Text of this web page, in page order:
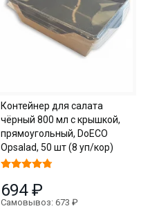
Контейнер для салата
чёрный 800 мл с крышкой,
прямоугольный, DoECO
Opsalad, 50 шт (8 уп/кор)
694 ₽
Самовывоз: 673 ₽